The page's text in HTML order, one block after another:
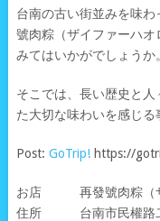
台南の古い街並みを味
號肉粽（ザイファーハ
みてはいかがでしょうか。
そこでは、長い歴史と
た大切な味わいを感じる
Post: GoTrip!https://
お店 再發號肉粽（ザ
住所 台南市民權路